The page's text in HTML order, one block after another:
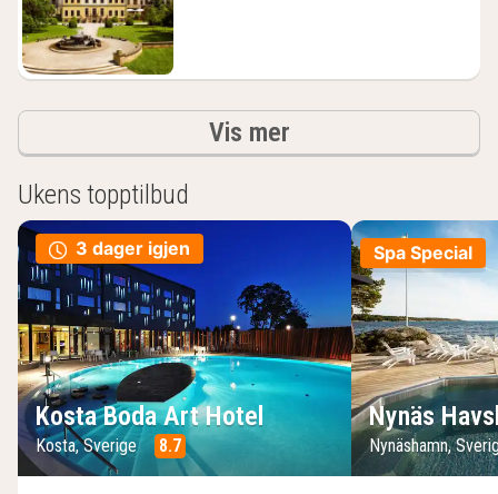
Vis merResultater
Ukens topptilbud
3 dager igjen
Kosta Boda Art Hotel
Kosta, Sverige 8.7
Spa Special
Nynäs
Nynäshamn,